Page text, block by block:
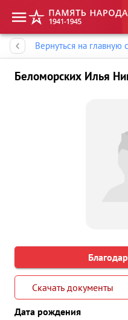
Вернуться на главную
Беломорских Илья
Скачать документы
Дата рождения
Память народа